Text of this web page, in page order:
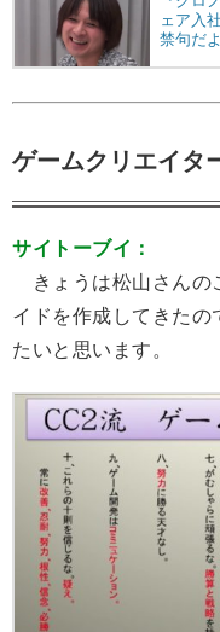
ゲームクリエイタ
サイトーブイ：
きょうは松山さんの
イドを作成してきたの
たいと思います。